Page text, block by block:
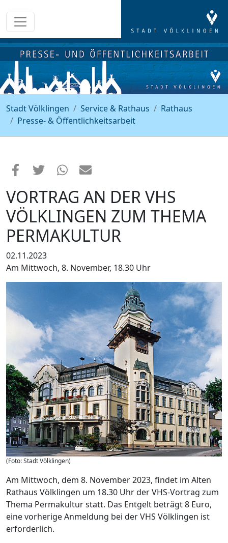
Stadt Völklingen Service & Rathaus
Rathaus
Presse- & Öffentlichkeitsarbeit
VORTRAG AN DER VHS
VÖLKLINGEN ZUM THEMA
PERMAKULTUR
02.11.2023
Am Mittwoch, 8. November, 18.30 Uhr
(Foto: Stadt Völklingen)
Am Mittwoch, dem 8. November 2023, findet im Alten
Rathaus Völklingen um 18.30 Uhr der VHS-Vortrag zum
Thema Permakultur statt. Das Entgelt beträgt 8 Euro,
eine vorherige Anmeldung bei der VHS Völklingen ist
erforderlich.